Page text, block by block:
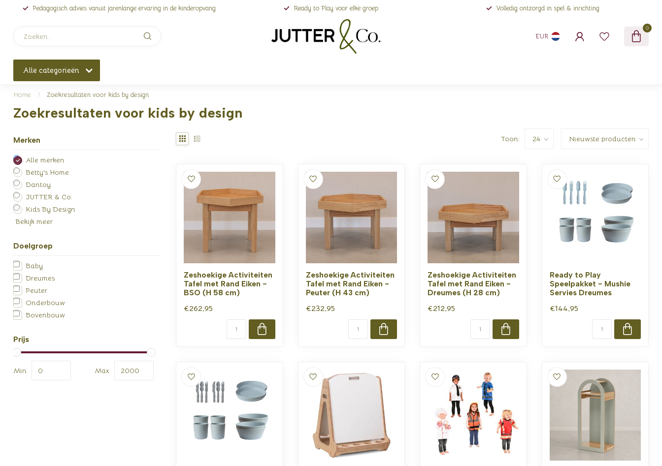
Pedagogisch advies vanuit jarenlange ervaring in de kinderopvang Ready to Play voor elke groep Volledig ontzorgd in spel & inrichting
EUR
0
Alle categorieën
Home / Zoekresultaten voor kids by design
Zoekresultaten voor kids by design
Merken
Alle merken
Betty's Home
Dantoy
JUTTER & Co.
Kids By Design
Bekijk meer
Doelgroep
Baby
Dreumes
Peuter
Onderbouw
Bovenbouw
Prijs
Min Max
Toon:
Zeshoekige Activiteiten
Tafel met Rand Eiken -
BSO (H 58 cm)
€262,95
Zeshoekige Activiteiten
Tafel met Rand Eiken -
Peuter (H 43 cm)
€232,95
Zeshoekige Activiteiten
Tafel met Rand Eiken -
Dreumes (H 28 cm)
€212,95
Ready to Play
Speelpakket - Mushie
Servies Dreumes
€144,95